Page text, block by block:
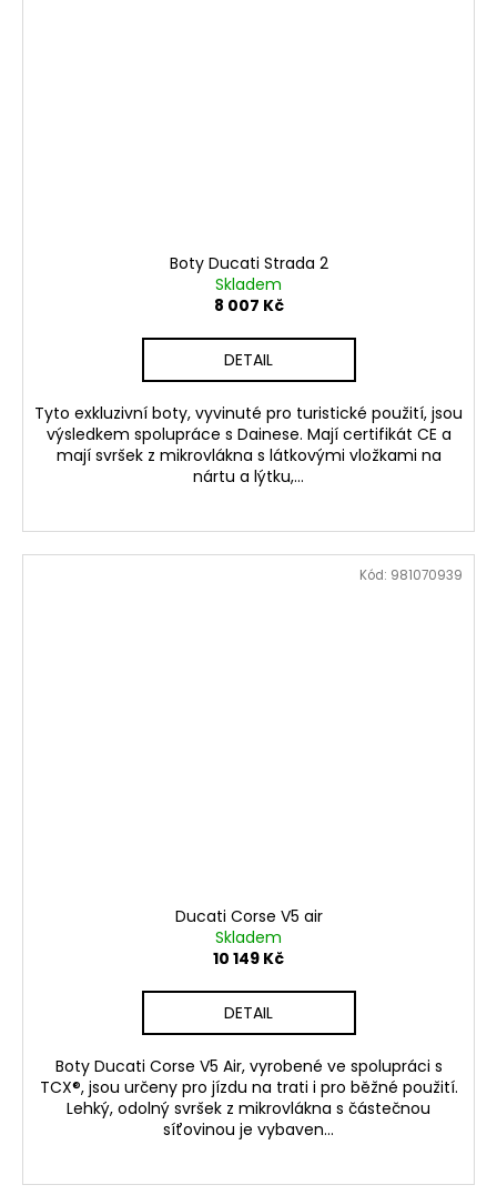
Boty Ducati Strada 2
Skladem
8 007 Kč
DETAIL
Tyto exkluzivní boty, vyvinuté pro turistické použití, jsou
výsledkem spolupráce s Dainese. Mají certifikát CE a
mají svršek z mikrovlákna s látkovými vložkami na
nártu a lýtku,...
Ducati Corse V5 air
Skladem
10 149 Kč
DETAIL
Boty Ducati Corse V5 Air, vyrobené ve spolupráci s
TCX®, jsou určeny pro jízdu na trati i pro běžné použití.
Lehký, odolný svršek z mikrovlákna s částečnou
síťovinou je vybaven...
Kód: 981070939